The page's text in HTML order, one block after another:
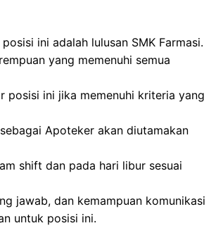
ini adalah lulusan SMK Farmasi.
yang memenuhi semua
posisi ini jika memenuhi kriteria yang
Apoteker akan diutamakan
shift dan pada hari libur sesuai
jawab, dan kemampuan komunikasi
untuk posisi ini.